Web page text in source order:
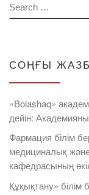
SEARCH
СОҢҒЫ
«Bolashaq»
дейін:
Фармация білім
медициналық
кафедрасының
Құқықтану»